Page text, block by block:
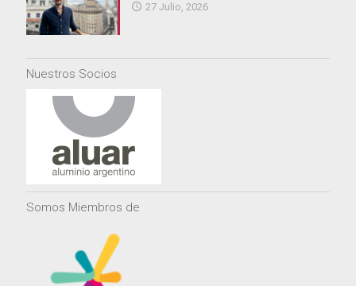
27 Julio, 2026
Nuestros Socios
Somos Miembros de